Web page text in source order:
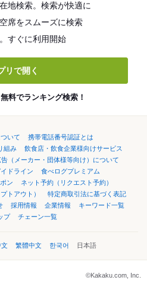
地検索。検索が快適に
席をスムーズに検索
すぐに利用開始
リで開く
料でランキング検索！
いて
携帯電話番号認証とは
組み
飲食店・飲食企業様向けサービス
告（メーカー・団体様等向け）について
ドライン
食べログプレミアム
ン
ネット予約（リクエスト予約）
トアウト）
特定商取引法に基づく表記
採用情報 企業情報
キーワード一覧
プ
チェーン一覧
繁體中文 한국어 日本語
©Kakaku.com, Inc.